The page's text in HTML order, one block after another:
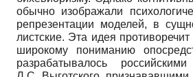
обычно изображали
репрезентации моделей, в
листские. Эта идея
широкому пониманию
разрабатывалось